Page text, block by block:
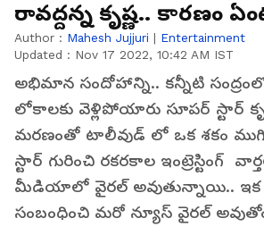
రావద్దన్న కృష్ణ.. కారణం
Author : Mahesh Jujjuri | Entertainment
Updated : Nov 17 2022, 10:42 AM IST
అభిమాన సందోహాన్ని.. కన్నీటి
లోకాలకు వెళ్లిపోయారు సూపర్ స్టార్
మరణంతో టాలీవుడ్ లో ఒక శకం
స్టార్ గురించి రకరకాల ఇంట్రెస్టింగ్
మీడియాలో వైరల్ అవుతున్నాయి.. ఇక
సంబంధించి మరో న్యూస్ వైరల్